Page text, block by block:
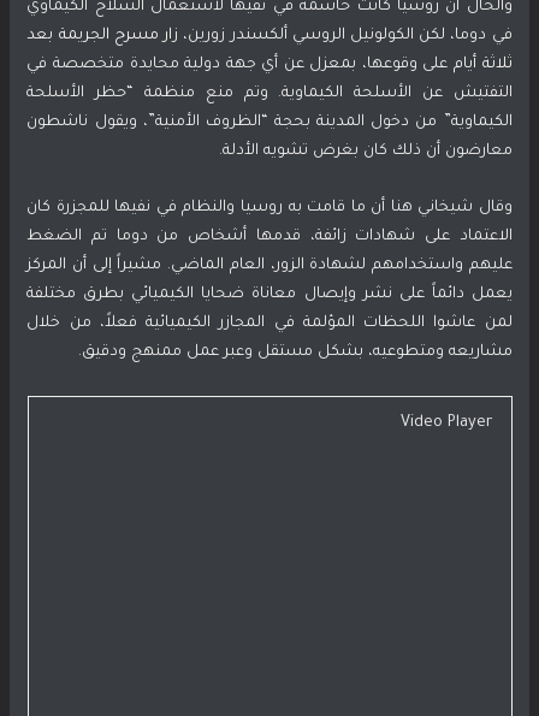
والحال أن روسيا كانت حاسمة في نفيها لاستعمال السلاح الكيماوي
في دوما، لكن الكولونيل الروسي ألكسندر زورين، زار مسرح الجريمة بعد
ثلاثة أيام على وقوعها، بمعزل عن أي جهة دولية محايدة متخصصة في
التفتيش عن الأسلحة الكيماوية. وتم منع منظمة “حظر الأسلحة
الكيماوية” من دخول المدينة بحجة “الظروف الأمنية”، ويقول ناشطون
معارضون أن ذلك كان بغرض تشويه الأدلة.
وقال شيخاني هنا أن ما قامت به روسيا والنظام في نفيها للمجزرة كان
الاعتماد على شهادات زائفة، قدمها أشخاص من دوما تم الضغط
عليهم واستخدامهم لشهادة الزور، العام الماضي. مشيراً إلى أن المركز
يعمل دائماً على نشر وإيصال معاناة ضحايا الكيميائي بطرق مختلفة
لمن عاشوا اللحظات المؤلمة في المجازر الكيميائية فعلاً، من خلال
مشاريعه ومتطوعيه، بشكل مستقل وعبر عمل ممنهج ودقيق.
Video Player